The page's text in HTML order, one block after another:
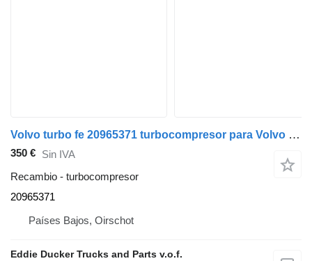
Volvo turbo fe 20965371 turbocompresor para Volvo FE 280 camión
350 € Sin IVA
Recambio - turbocompresor
20965371
Países Bajos, Oirschot
Eddie Ducker Trucks and Parts v.o.f.